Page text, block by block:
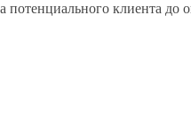
потенциального клиента до